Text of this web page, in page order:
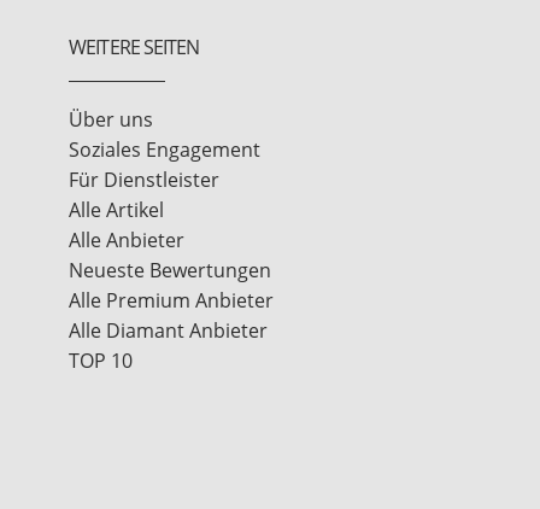
WEITERE SEITEN
Über uns
Soziales Engagement
Für Dienstleister
Alle Artikel
Alle Anbieter
Neueste Bewertungen
Alle Premium Anbieter
Alle Diamant Anbieter
TOP 10